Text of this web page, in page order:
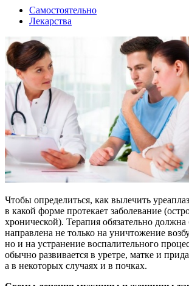
Самостоятельно
Лекарства
Чтобы определиться, как вылечить
в какой форме протекает заболевание
хронической). Терапия обязательно должна
направлена не только на уничтожение
но и на устранение воспалительного
обычно развивается в уретре, матке и
а в некоторых случаях и в почках.